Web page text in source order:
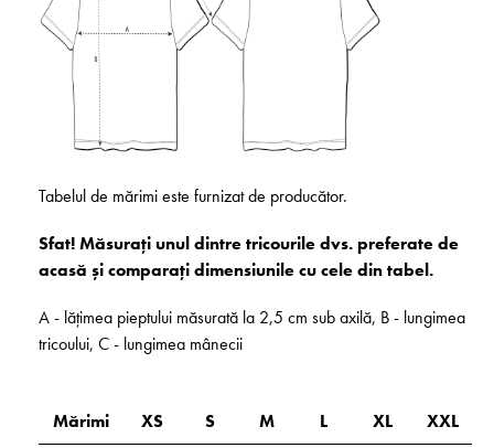
Tabelul de mărimi este furnizat de producător.
Sfat! Măsurați unul dintre tricourile dvs. preferate de
acasă și comparați dimensiunile cu cele din tabel.
A - lățimea pieptului măsurată la 2,5 cm sub axilă, B - lungimea
tricoului, C - lungimea mânecii
Mărimi XS S M L XL
XXL